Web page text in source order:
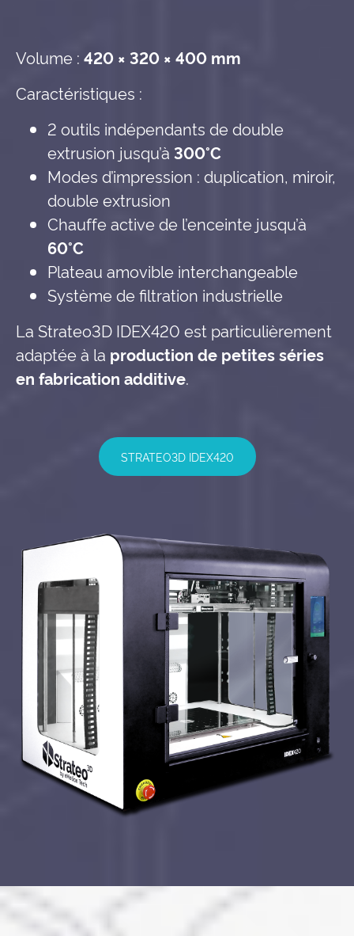
Volume : 420 × 320 × 400 mm
Caractéristiques :
2 outils indépendants de double
extrusion jusqu’à 300°C
Modes d’impression : duplication, miroir,
double extrusion
Chauffe active de l’enceinte jusqu’à
60°C
Plateau amovible interchangeable
Système de filtration industrielle
La Strateo3D IDEX420 est particulièrement
adaptée à la production de petites séries
en fabrication additive.
STRATEO3D IDEX420